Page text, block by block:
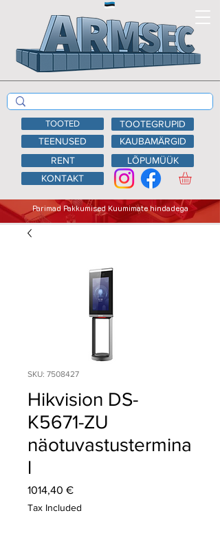
TEENUSED
KAUBAMÄRGID
RENT
LÕPUMÜÜK
KONTAKT
Parimad Pakkumised Kuumimate hindadega
TOOTED TOOTEGRUPID
SKU: 7508427
Hikvision DS-
K5671-ZU
näotuvastustermina
l
1014,40 €Price
Tax Included